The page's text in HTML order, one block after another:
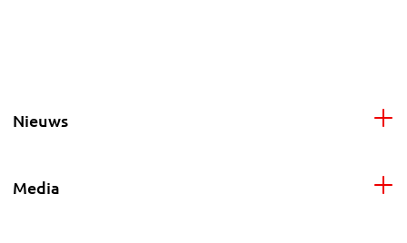
Nieuws
Media